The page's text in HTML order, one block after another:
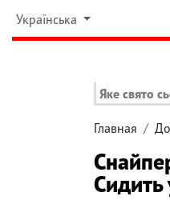
Українська
Яке свято
Главная
Сидить